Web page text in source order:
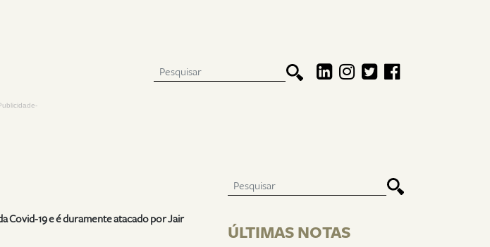
Covid-19 e é duramente atacado por Jair
ÚLTIMAS NOTAS